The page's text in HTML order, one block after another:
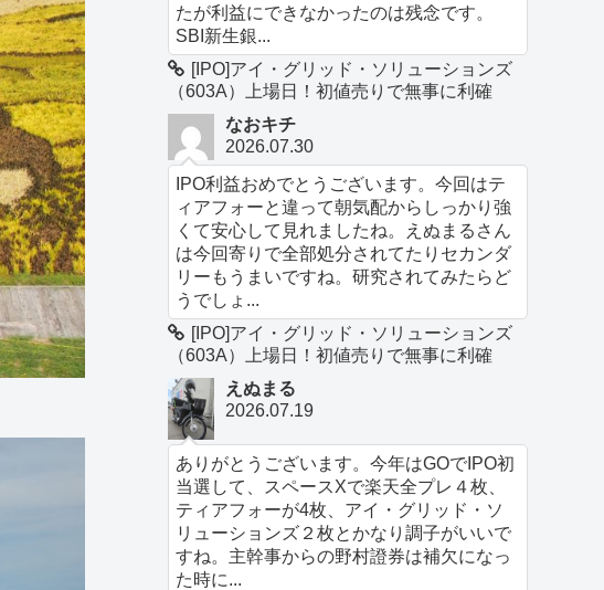
たが利益にできなかったのは残念です。
SBI新生銀...
[IPO]アイ・グリッド・ソリューションズ
（603A）上場日！初値売りで無事に利確
なおキチ
2026.07.30
IPO利益おめでとうございます。今回はテ
ィアフォーと違って朝気配からしっかり強
くて安心して見れましたね。えぬまるさん
は今回寄りで全部処分されてたりセカンダ
リーもうまいですね。研究されてみたらど
うでしょ...
[IPO]アイ・グリッド・ソリューションズ
（603A）上場日！初値売りで無事に利確
えぬまる
2026.07.19
ありがとうございます。今年はGOでIPO初
当選して、スペースXで楽天全プレ４枚、
ティアフォーが4枚、アイ・グリッド・ソ
リューションズ２枚とかなり調子がいいで
すね。主幹事からの野村證券は補欠になっ
た時に...